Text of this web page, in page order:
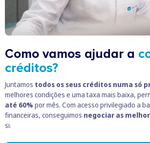
Como vamos ajudar a
créditos?
Juntamos todos os seus créditos numa só
melhores condições e uma taxa mais baixa,
até 60% por mês. Com acesso privilegiado a
financeiras, conseguimos negociar as
si.